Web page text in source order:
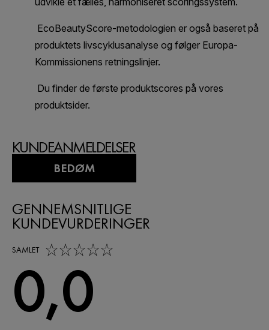
KUNDEANMELDELSER
BEDØM
GENNEMSNITLIGE
KUNDEVURDERINGER
SAMLET
0,0 out of 5 stars
0,0